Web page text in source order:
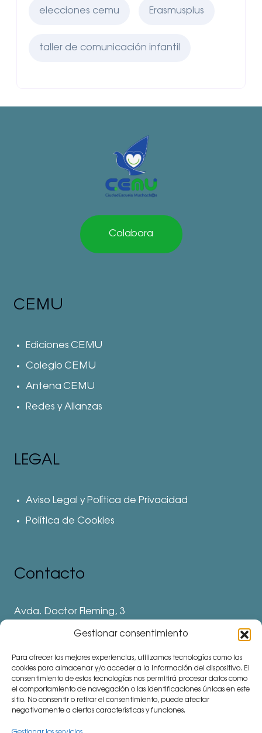
Gestionar consentimiento
Para ofrecer las mejores experiencias, utilizamos tecnologías como las
cookies para almacenar y/o acceder a la información del dispositivo. El
consentimiento de estas tecnologías nos permitirá procesar datos como
el comportamiento de navegación o las identificaciones únicas en este
sitio. No consentir o retirar el consentimiento, puede afectar
negativamente a ciertas características y funciones.
elecciones cemu Erasmusplus
taller de comunicación infantil
Colabora
CEMU
Ediciones CEMU
Colegio CEMU
Antena CEMU
Redes y Alianzas
LEGAL
Aviso Legal y Política de Privacidad
Política de Cookies
Contacto
Avda. Doctor Fleming, 3
⅛ 91 694 62 11
⅛ 91 694 62 77
⅛ 91 693 80 41 (Colegio)
communitymanager⅛cemu.es